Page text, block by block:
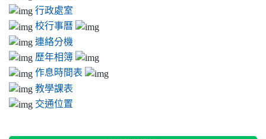
行政處室
校行事曆
連絡分機
歷年相簿
作息時間表
教學課表
交通位置